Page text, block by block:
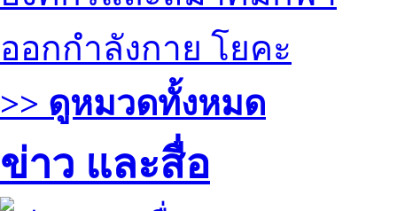
ออกกำลังกาย โยคะ
>> ดูหมวดทั้งหมด
ข่าว และสื่อ